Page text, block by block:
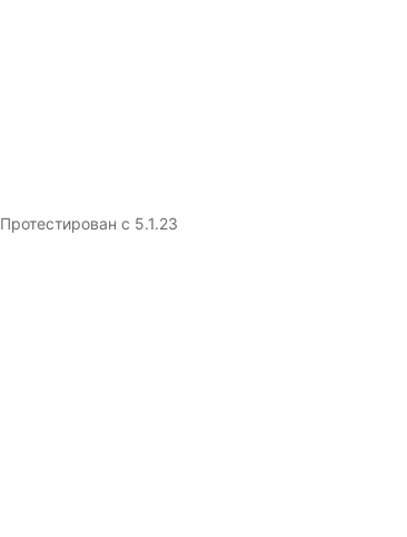
Протестирован с 5.1.23